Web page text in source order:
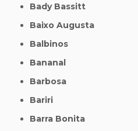
Bady Bassitt
Baixo Augusta
Balbinos
Bananal
Barbosa
Bariri
Barra Bonita